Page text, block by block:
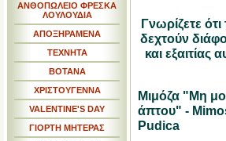
ΑΝΘΟΠΩΛΕΙΟ ΦΡΕΣΚΑ
ΛΟΥΛΟΥΔΙΑ
ΑΠΟΞΗΡΑΜΕΝΑ
ΤΕΧΝΗΤΑ
ΒΟΤΑΝΑ
ΧΡΙΣΤΟΥΓΕΝΝΑ
VALENTINE'S DAY
ΓΙΟΡΤΗ ΜΗΤΕΡΑΣ
Γνωρίζετε
δεχτούν
και
Mιμόζα "Μη
άπτου" -
Pudica